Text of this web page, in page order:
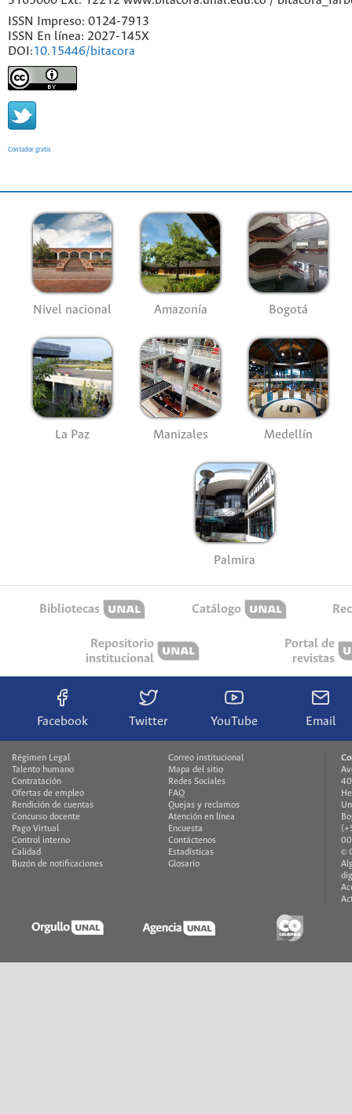
ISSN Impreso: 0124-7913
ISSN En línea: 2027-145X
DOI:10.15446/bitacora
Contador gratis
Nivel nacional Amazonía Bogotá
La Paz Manizales Medellín
Palmira
Bibliotecas Catálogo
Repositorio
institucional
Portal de
revistas
Facebook Twitter YouTube Email
Régimen Legal
Talento humano
Contratación
Ofertas de empleo
Rendición de cuentas
Concurso docente
Pago Virtual
Control interno
Calidad
Buzón de notificaciones
Correo institucional
Mapa del sitio
Redes Sociales
FAQ
Quejas y reclamos
Atención en línea
Encuesta
Contáctenos
Estadísticas
Glosario
©